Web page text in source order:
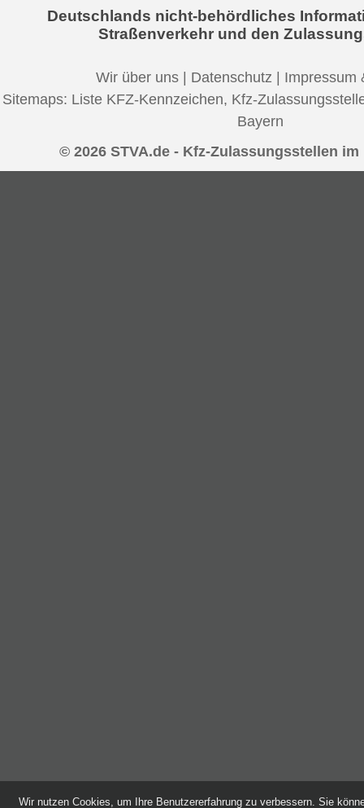
Wir nutzen Cookies, um Ihre Benutzererfahrung zu verbessern. Sie
Deutschlands nicht-behördliches
Straßenverkehr und den
Wir über uns Datenschutz
Impressum
Sitemaps: Liste KFZ-Kennzeichen, Kfz-
Bayern
© 2026 STVA.de - Kfz-Zulassungsstellen